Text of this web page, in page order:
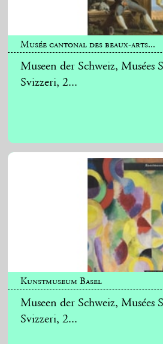
Musée cantonal des beaux-arts...
Museen der Schweiz, Musées
Svizzeri, 2...
Kunstmuseum Basel
Museen der Schweiz, Musées
Svizzeri, 2...